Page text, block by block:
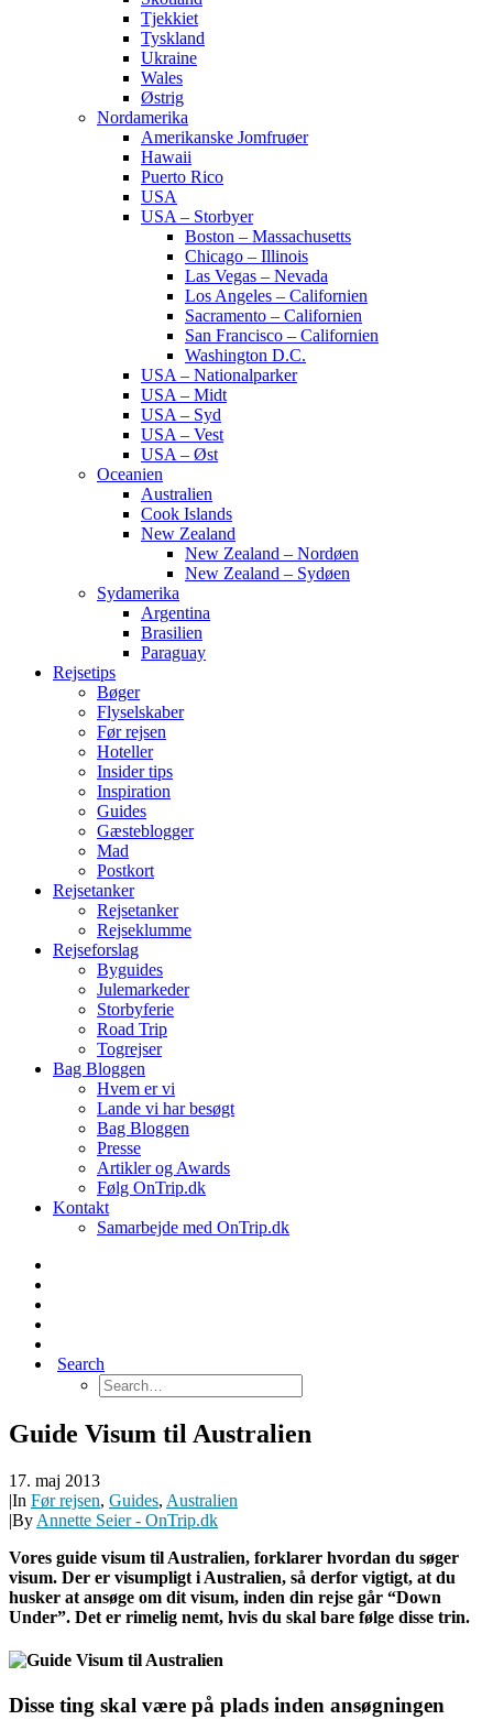
Tjekkiet
Tyskland
Ukraine
Wales
Østrig
Nordamerika
Amerikanske Jomfruøer
Hawaii
Puerto Rico
USA
USA – Storbyer
Boston – Massachusetts
Chicago – Illinois
Las Vegas – Nevada
Los Angeles – Californien
Sacramento – Californien
San Francisco – Californien
Washington D.C.
USA – Nationalparker
USA – Midt
USA – Syd
USA – Vest
USA – Øst
Oceanien
Australien
Cook Islands
New Zealand
New Zealand – Nordøen
New Zealand – Sydøen
Sydamerika
Argentina
Brasilien
Paraguay
Rejsetips
Bøger
Flyselskaber
Før rejsen
Hoteller
Insider tips
Inspiration
Guides
Gæsteblogger
Mad
Postkort
Rejsetanker
Rejsetanker
Rejseklumme
Rejseforslag
Byguides
Julemarkeder
Storbyferie
Road Trip
Togrejser
Bag Bloggen
Hvem er vi
Lande vi har besøgt
Bag Bloggen
Presse
Artikler og Awards
Følg OnTrip.dk
Kontakt
Samarbejde med OnTrip.dk
Search
Guide Visum til Australien
17. maj 2013
|In Før rejsen, Guides, Australien
|By Annette Seier - OnTrip.dk
Vores guide visum til Australien, forklarer hvordan du søger
visum. Der er visumpligt i Australien, så derfor vigtigt, at du
husker at ansøge om dit visum, inden din rejse går “Down
Under”. Det er rimelig nemt, hvis du skal bare følge disse trin.
Disse ting skal være på plads inden ansøgningen